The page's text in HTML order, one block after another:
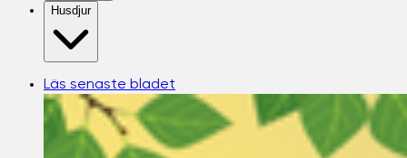
Husdjur
Läs senaste bladet